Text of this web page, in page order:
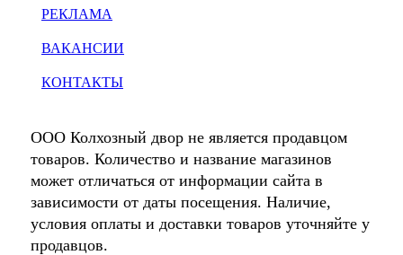
РЕКЛАМА
ВАКАНСИИ
КОНТАКТЫ
ООО Колхозный двор не является продавцом
товаров. Количество и название магазинов
может отличаться от информации сайта в
зависимости от даты посещения. Наличие,
условия оплаты и доставки товаров уточняйте у
продавцов.